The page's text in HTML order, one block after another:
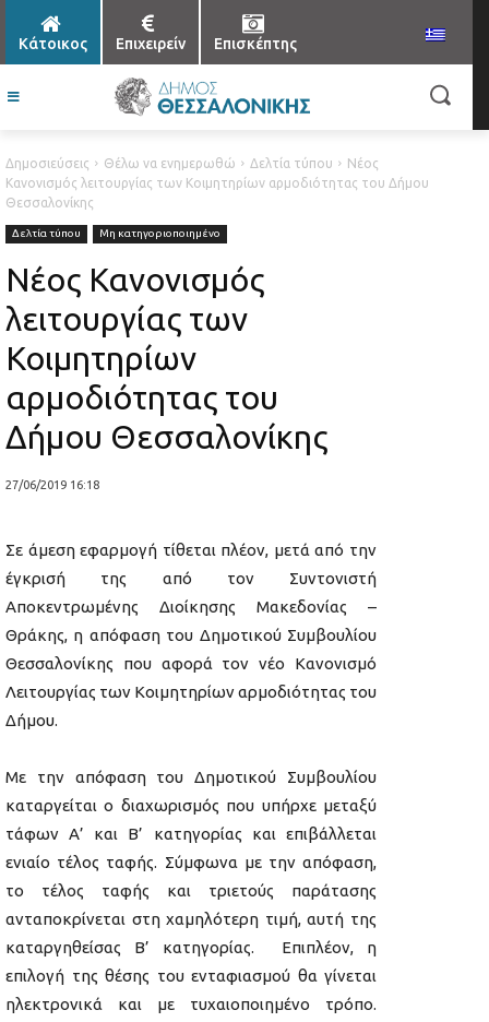
Κάτοικος Επιχειρείν Επισκέπτης
Δημοσιεύσεις Θέλω να ενημερωθώ Δελτία τύπου
Νέος
Κανονισμός λειτουργίας των Κοιμητηρίων αρμοδιότητας του Δήμου
Θεσσαλονίκης
Δελτία τύπου Μη κατηγοριοποιημένο
Νέος Κανονισμός
λειτουργίας των
Κοιμητηρίων
αρμοδιότητας του
Δήμου Θεσσαλονίκης
27/06/2019 16:18
Σε άμεση εφαρμογή τίθεται πλέον, μετά από την
έγκρισή της από τον Συντονιστή
Αποκεντρωμένης Διοίκησης Μακεδονίας –
Θράκης, η απόφαση του Δημοτικού Συμβουλίου
Θεσσαλονίκης που αφορά τον νέο Κανονισμό
Λειτουργίας των Κοιμητηρίων αρμοδιότητας του
Δήμου.
Με την απόφαση του Δημοτικού Συμβουλίου
καταργείται ο διαχωρισμός που υπήρχε μεταξύ
τάφων Α’ και Β’ κατηγορίας και επιβάλλεται
ενιαίο τέλος ταφής. Σύμφωνα με την απόφαση,
το τέλος ταφής και τριετούς παράτασης
ανταποκρίνεται στη χαμηλότερη τιμή, αυτή της
καταργηθείσας Β’ κατηγορίας. Επιπλέον, η
επιλογή της θέσης του ενταφιασμού θα γίνεται
ηλεκτρονικά και με τυχαιοποιημένο τρόπο.